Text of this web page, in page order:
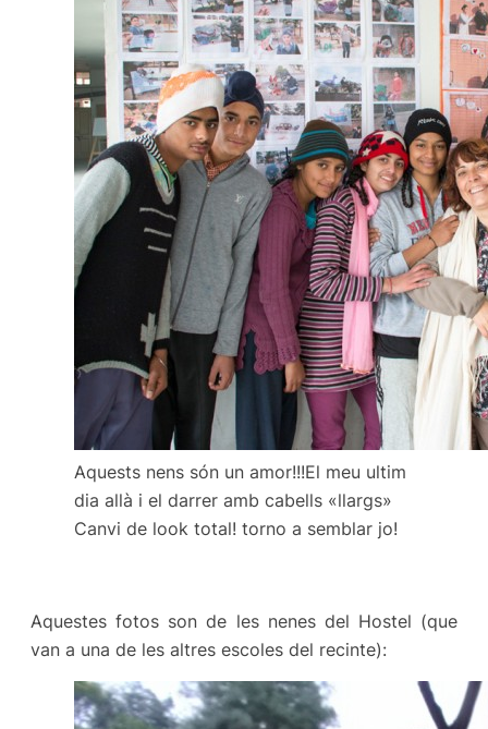
Aquests nens són un amor!!!El meu ultim
dia allà i el darrer amb cabells «llargs»
Canvi de look total! torno a semblar jo!
Aquestes fotos son de les nenes del Hostel (que
van a una de les altres escoles del recinte):